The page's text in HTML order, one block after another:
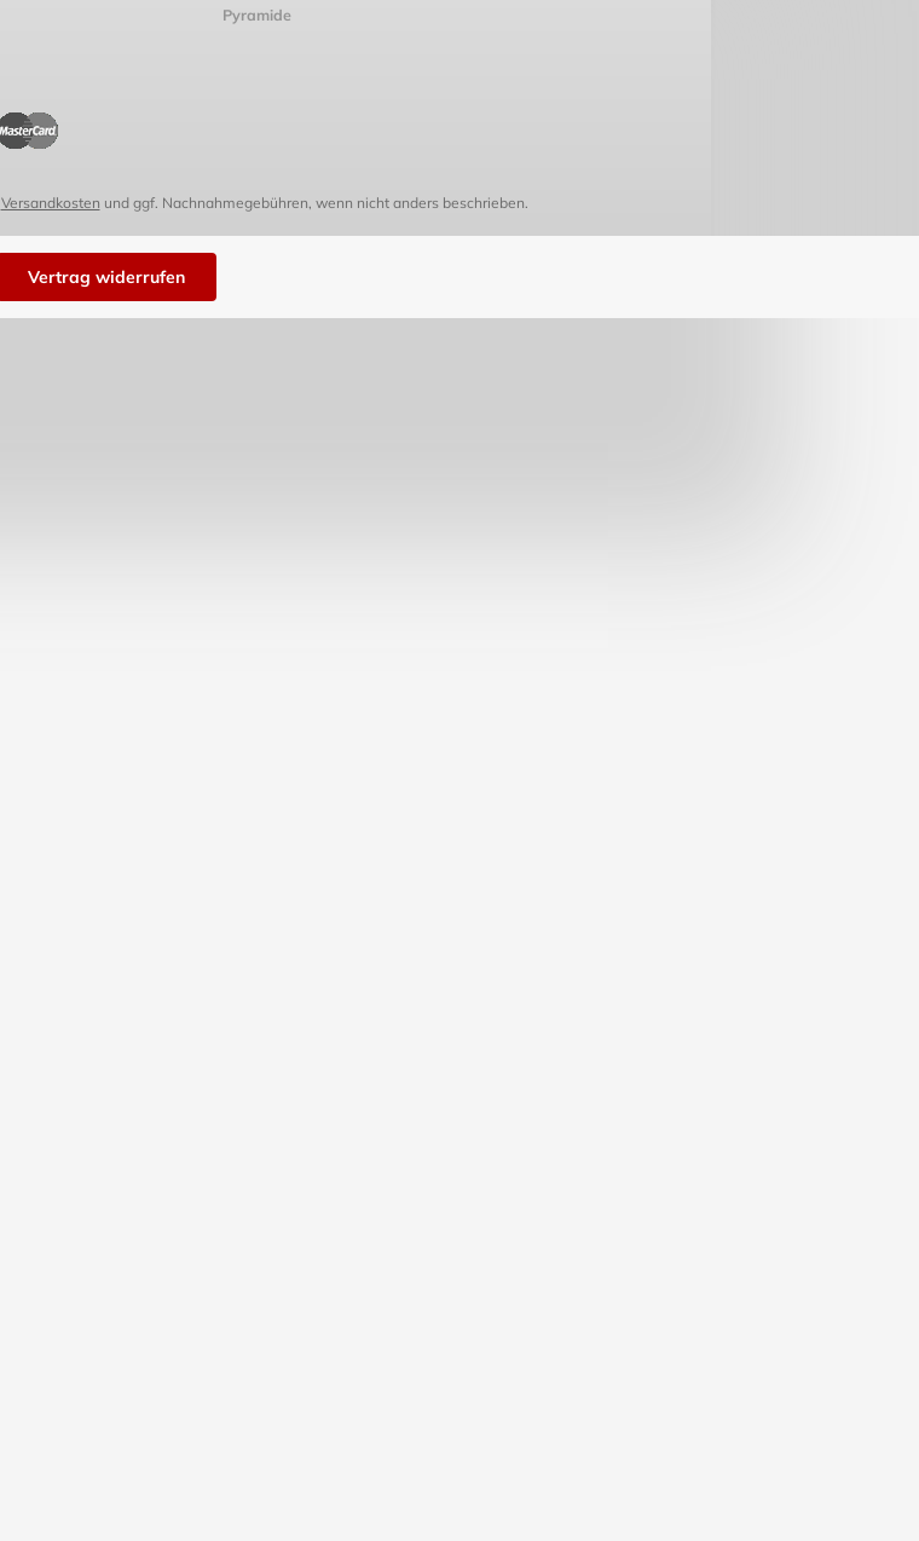
Pyramide
Versandkosten und ggf. Nachnahmegebühren, wenn nicht anders beschrieben.
Vertrag widerrufen